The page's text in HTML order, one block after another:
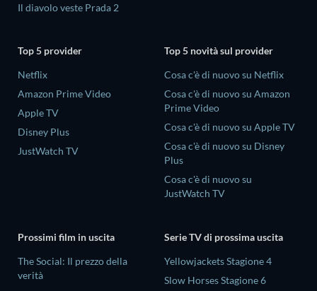
Il diavolo veste Prada 2
Top 5 provider
Netflix
Amazon Prime Video
Apple TV
Disney Plus
JustWatch TV
Top 5 novità sul provider
Cosa c'è di nuovo su Netflix
Cosa c'è di nuovo su Amazon
Prime Video
Cosa c'è di nuovo su Apple TV
Cosa c'è di nuovo su Disney
Plus
Cosa c'è di nuovo su
JustWatch TV
Prossimi film in uscita
The Social: Il prezzo della
verità
Serie TV di prossima uscita
Yellowjackets Stagione 4
Slow Horses Stagione 6